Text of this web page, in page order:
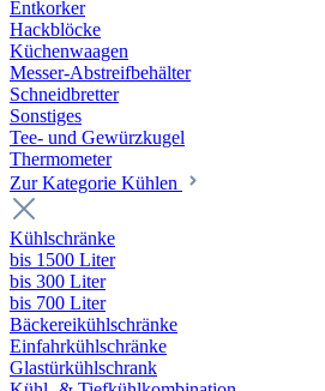
Entkorker
Hackblöcke
Küchenwaagen
Messer-Abstreifbehälter
Schneidbretter
Sonstiges
Tee- und Gewürzkugel
Thermometer
Zur Kategorie Kühlen
Kühlschränke
bis 1500 Liter
bis 300 Liter
bis 700 Liter
Bäckereikühlschränke
Einfahrkühlschränke
Glastürkühlschrank